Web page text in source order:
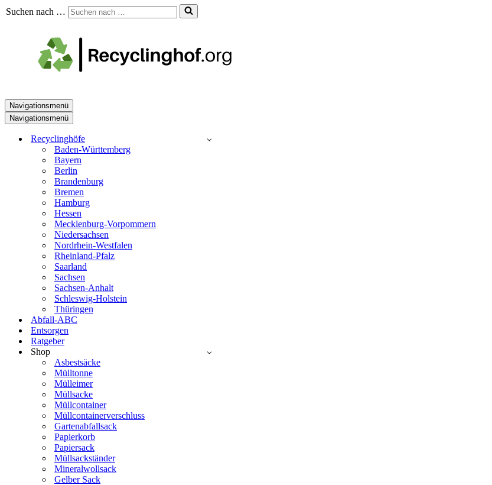
Suchen nach …
Navigationsmenü
Navigationsmenü
Recyclinghöfe
Baden-Württemberg
Bayern
Berlin
Brandenburg
Bremen
Hamburg
Hessen
Mecklenburg-Vorpommern
Niedersachsen
Nordrhein-Westfalen
Rheinland-Pfalz
Saarland
Sachsen
Sachsen-Anhalt
Schleswig-Holstein
Thüringen
Abfall-ABC
Entsorgen
Ratgeber
Shop
Asbestsäcke
Mülltonne
Mülleimer
Müllsacke
Müllcontainer
Müllcontainerverschluss
Gartenabfallsack
Papierkorb
Papiersack
Müllsackständer
Mineralwollsack
Gelber Sack